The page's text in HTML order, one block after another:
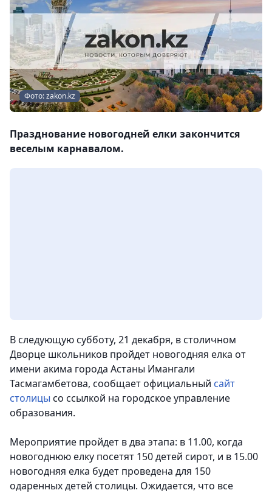
Фото: zakon.kz
Празднование новогодней елки закончится
веселым карнавалом.
В следующую субботу, 21 декабря, в столичном
Дворце школьников пройдет новогодняя елка от
имени акима города Астаны Имангали
Тасмагамбетова, сообщает официальный сайт
столицы со ссылкой на городское управление
образования.
Мероприятие пройдет в два этапа: в 11.00, когда
новогоднюю елку посетят 150 детей сирот, и в 15.00
новогодняя елка будет проведена для 150
одаренных детей столицы. Ожидается, что все